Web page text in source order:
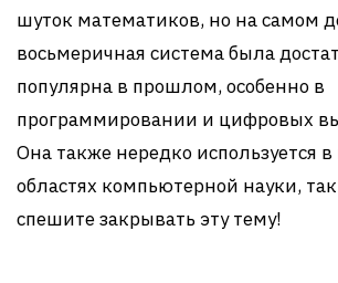
шуток математиков, но на самом
восьмеричная система была
популярна в прошлом, особенно в
программировании и цифровых
Она также нередко используется
областях компьютерной науки,
спешите закрывать эту тему!